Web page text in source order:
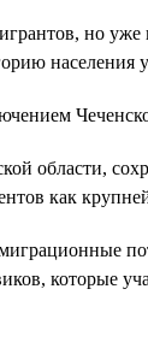
но уже
области,
как
которые